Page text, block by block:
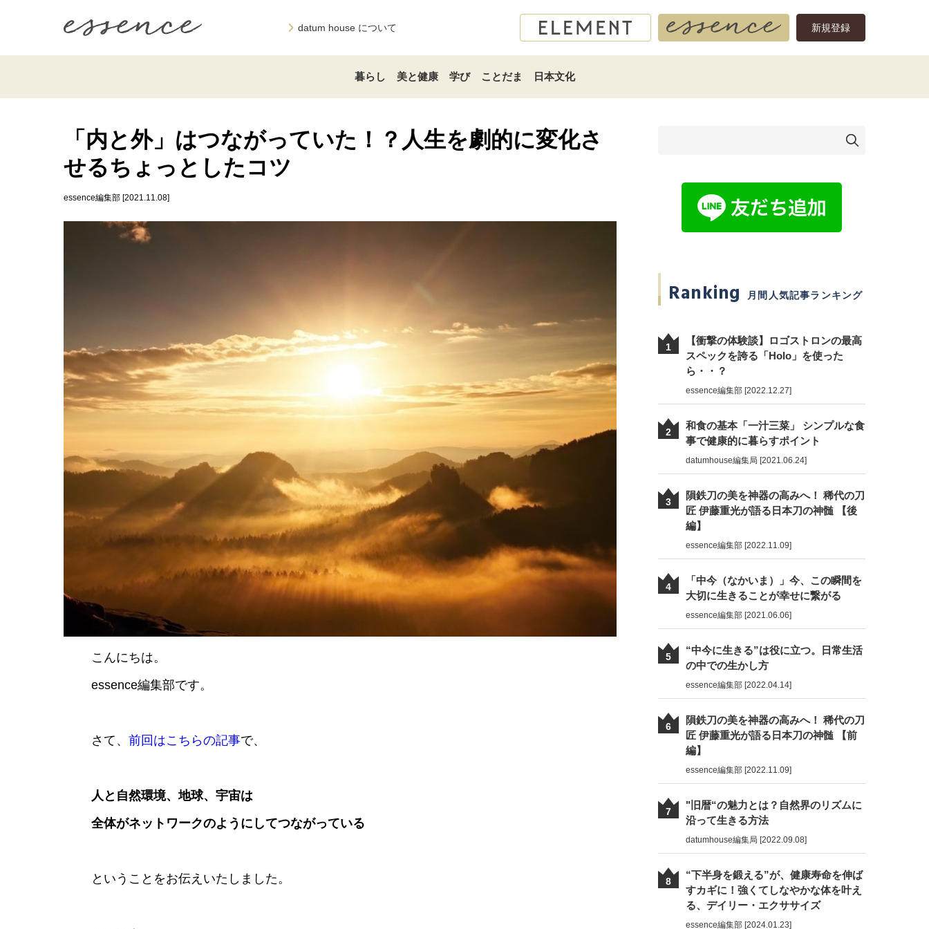
datum house について 新規登録
暮らし 美と健康 学び ことだま 日本文化
「内と外」はつながっていた！？人生を劇的に変化さ
せるちょっとしたコツ
essence編集部 [2021.11.08]
こんにちは。
essence編集部です。
​​さて、 前回はこちらの記事で、
人と自然環境、地球、宇宙は
全体がネットワークのようにしてつながっている
ということをお伝えいたしました。
Ranking 月間人気記事ランキング
1
【衝撃の体験談】ロゴストロンの最高
スペックを誇る「Holo」を使った
ら・・？
essence編集部 [2022.12.27]
2
和食の基本「一汁三菜」 シンプルな食
事で健康的に暮らすポイント
datumhouse編集局 [2021.06.24]
3
隕鉄刀の美を神器の高みへ！ 稀代の刀
匠 伊藤重光が語る日本刀の神髄 【後
編】
essence編集部 [2022.11.09]
4
「中今（なかいま）」今、この瞬間を
大切に生きることが幸せに繋がる
essence編集部 [2021.06.06]
5
“中今に生きる”は役に立つ。日常生活
の中での生かし方
essence編集部 [2022.04.14]
6
隕鉄刀の美を神器の高みへ！ 稀代の刀
匠 伊藤重光が語る日本刀の神髄 【前
編】
essence編集部 [2022.11.09]
7
"旧暦“の魅力とは？自然界のリズムに
沿って生きる方法
datumhouse編集局 [2022.09.08]
8
“下半身を鍛える”が、健康寿命を伸ば
すカギに！強くてしなやかな体を叶え
る、デイリー・エクササイズ
essence編集部 [2024.01.23]